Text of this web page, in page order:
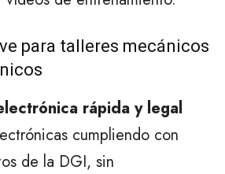
para talleres mecánicos
rápida y legal
cumpliendo con
de la DGI, sin